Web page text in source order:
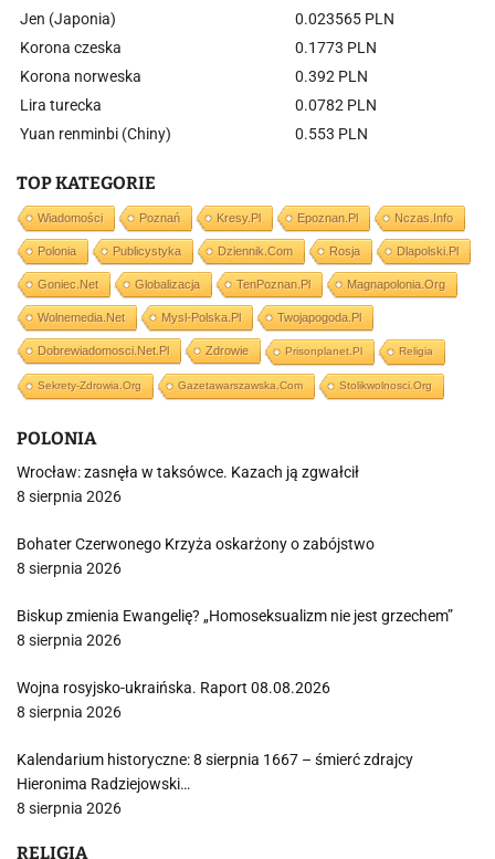
Jen (Japonia)
0.023565 PLN
Korona czeska
0.1773 PLN
Korona norweska
0.392 PLN
Lira turecka
0.0782 PLN
Yuan renminbi (Chiny)
0.553 PLN
TOP KATEGORIE
Wiadomości Poznań Kresy.pl Epoznan.pl Nczas.info
Polonia Publicystyka Dziennik.com Rosja Dlapolski.pl
Goniec.net Globalizacja TenPoznan.pl Magnapolonia.org
Wolnemedia.net Mysl-Polska.pl Twojapogoda.pl
Dobrewiadomosci.net.pl Zdrowie Prisonplanet.pl Religia
Sekrety-Zdrowia.org Gazetawarszawska.com Stolikwolnosci.org
POLONIA
Wrocław: zasnęła w taksówce. Kazach ją zgwałcił
8 sierpnia 2026
Bohater Czerwonego Krzyża oskarżony o zabójstwo
8 sierpnia 2026
Biskup zmienia Ewangelię? „Homoseksualizm nie jest grzechem”
8 sierpnia 2026
Wojna rosyjsko-ukraińska. Raport 08.08.2026
8 sierpnia 2026
Kalendarium historyczne: 8 sierpnia 1667 – śmierć zdrajcy
Hieronima Radziejowski…
8 sierpnia 2026
RELIGIA